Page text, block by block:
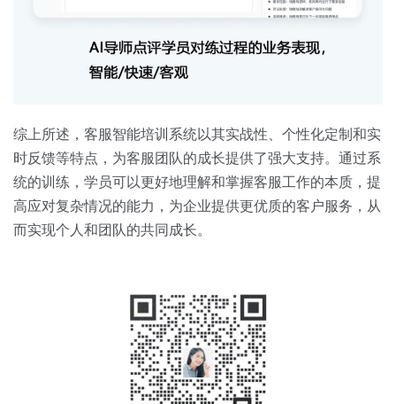
综上所述，客服智能培训系统以其实战性、个性化定制和实
时反馈等特点，为客服团队的成长提供了强大支持。通过系
统的训练，学员可以更好地理解和掌握客服工作的本质，提
高应对复杂情况的能力，为企业提供更优质的客户服务，从
而实现个人和团队的共同成长。